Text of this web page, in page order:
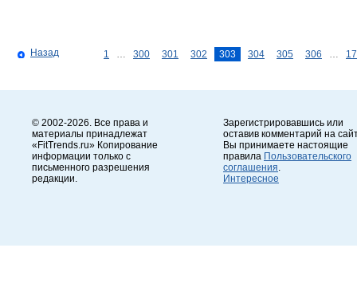
Назад 1 300 301 302 303 304 305 306
© 2002-2026. Все права и
материалы принадлежат
«FitTrends.ru» Копирование
информации только с
письменного разрешения
редакции.
Зарегистрировавшись или
оставив комментарий на
Вы принимаете настоящие
правила Пользовательского
соглашения
Интересное